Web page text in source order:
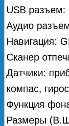
USB разъем:
Аудио
Навигация:
Сканер
Датчики:
компас,
Функция
Размеры